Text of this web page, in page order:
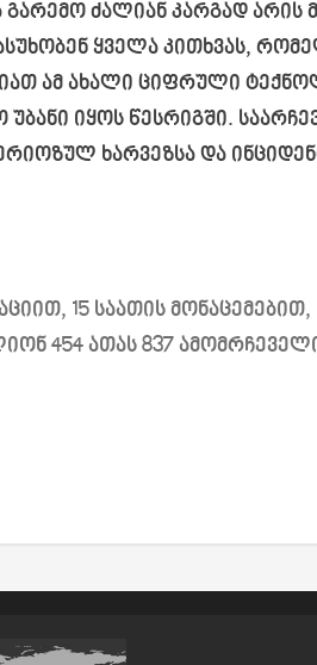
ძალიან კარგად
ყველა კითხვას,
ამ ახალი ციფრული
უბანი იყოს წესრიგში.
ხარვეზსა და
15 საათის მონაცემებით,
454 ათას 837